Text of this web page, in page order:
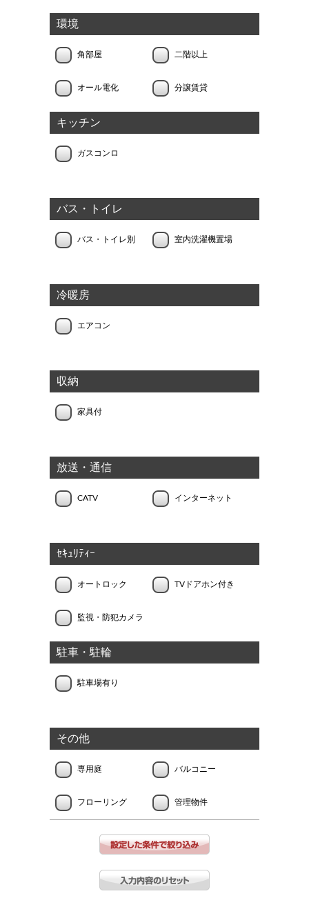
環境
角部屋 二階以上
オール電化 分譲賃貸
キッチン
ガスコンロ
バス・トイレ
バス・トイレ別 室内洗濯機置場
冷暖房
エアコン
収納
家具付
放送・通信
CATV インターネット
ｾｷｭﾘﾃｨｰ
オートロック TVドアホン付き
監視・防犯カメラ
駐車・駐輪
駐車場有り
その他
専用庭 バルコニー
フローリング 管理物件